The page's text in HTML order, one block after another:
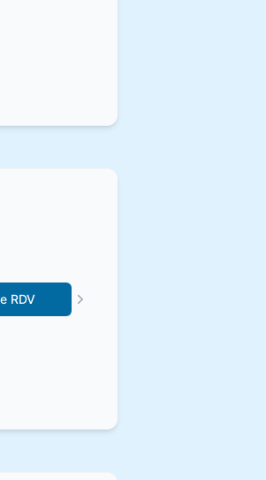
RDV